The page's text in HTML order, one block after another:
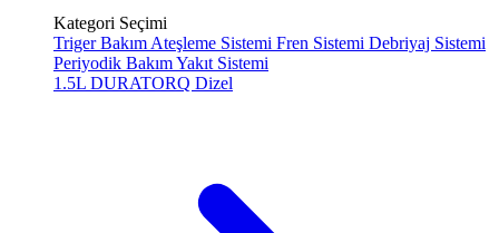
Kategori Seçimi
Triger Bakım Ateşleme Sistemi Fren Sistemi Debriyaj Sistemi
Periyodik BakımYakıt Sistemi
1.5L DURATORQ Dizel